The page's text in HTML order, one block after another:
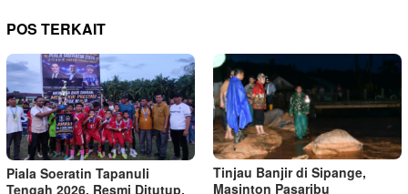
POS TERKAIT
Piala Soeratin Tapanuli
Tengah 2026, Resmi Ditutup,
Tinjau Banjir di Sipange,
Masinton Pasaribu